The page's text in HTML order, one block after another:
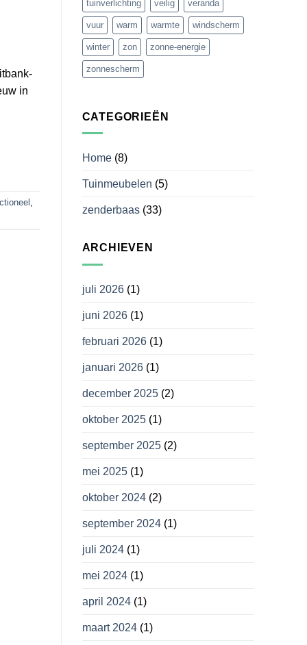
in
,
tuinverlichting veilig veranda
vuur warm warmte windscherm
winter zon zonne-energie
zonnescherm
CATEGORIEËN
Home(8)
Tuinmeubelen (5)
zenderbaas(33)
ARCHIEVEN
juli 2026(1)
juni 2026(1)
februari 2026(1)
januari 2026(1)
december 2025(2)
oktober 2025(1)
september 2025(2)
mei 2025(1)
oktober 2024(2)
september 2024(1)
juli 2024(1)
mei 2024(1)
april 2024(1)
maart 2024(1)